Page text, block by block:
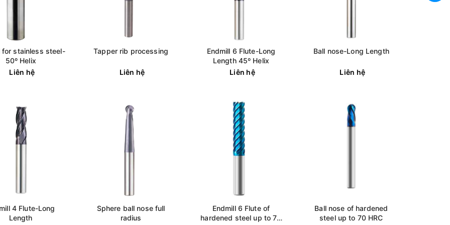
for stainless steel-
50º Helix
Liên hệ
Tapper rib processing
Liên hệ
Endmill 6 Flute-Long
Length 45º Helix
Liên hệ
Ball nose-Long Length
Liên hệ
4 Flute-Long
Length
Sphere ball nose full
radius
Endmill 6 Flute of
hardened steel up to 70
Ball nose of hardened
steel up to 70 HRC